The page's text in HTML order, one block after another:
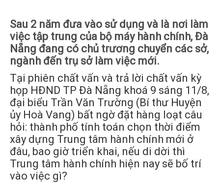
Sau 2 năm đưa vào sử dụng và là nơi làm
việc tập trung của bộ máy hành chính, Đà
Nẵng đang có chủ trương chuyển các sở,
ngành đến trụ sở làm việc mới.
Tại phiên chất vấn và trả lời chất vấn kỳ
họp HĐND TP Đà Nẵng khoá 9 sáng 11/8,
đại biểu Trần Văn Trường (Bí thư Huyện
ủy Hoà Vang) bất ngờ đặt hàng loạt câu
hỏi: thành phố tính toán chọn thời điểm
xây dựng Trung tâm hành chính mới ở
đâu, bao giờ triển khai, nếu di dời thì
Trung tâm hành chính hiện nay sẽ bố trí
vào việc gì?